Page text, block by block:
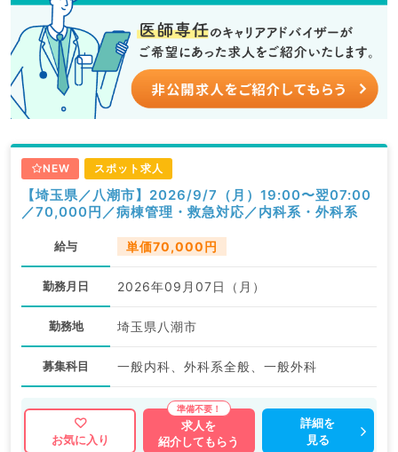
NEW スポット求人
【埼玉県／八潮市】2026/9/7（月）19:00〜翌07:00
／70,000円／病棟管理・救急対応／内科系・外科系
給与 単価70,000円
勤務月日 2026年09月07日（月）
勤務地 埼玉県八潮市
募集科目 一般内科、外科系全般、一般外科
お気に入り
求人を
紹介してもらう
詳細を
見る